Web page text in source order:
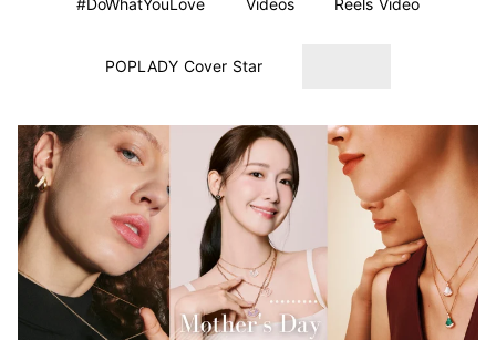
#DoWhatYouLove Videos Reels Video
POPLADY Cover Star